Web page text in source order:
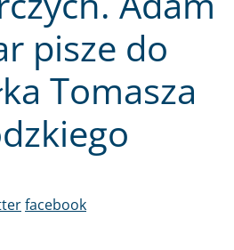
pisze do
Tomasza
facebook